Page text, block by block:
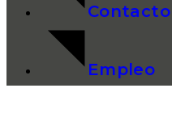
Contacto
Empleo